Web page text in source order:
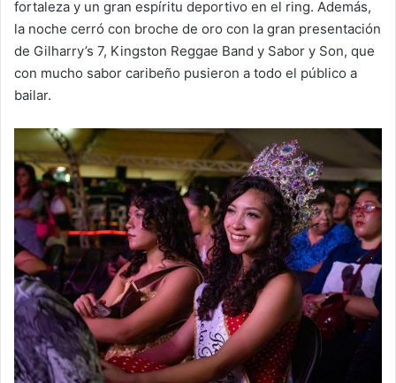
fortaleza y un gran espíritu deportivo en el ring. Además,
la noche cerró con broche de oro con la gran presentación
de Gilharry’s 7, Kingston Reggae Band y Sabor y Son, que
con mucho sabor caribeño pusieron a todo el público a
bailar.